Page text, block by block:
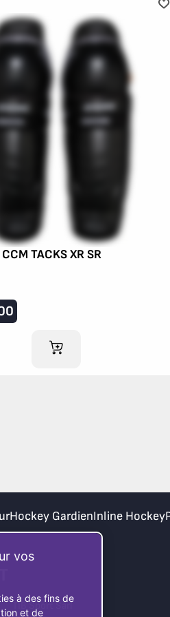
TACKS XR SR
AJOUTER AU PANIER
Hockey GardienInline Hockey
TIB Sport Sàrl
vos
à des fins de
et de